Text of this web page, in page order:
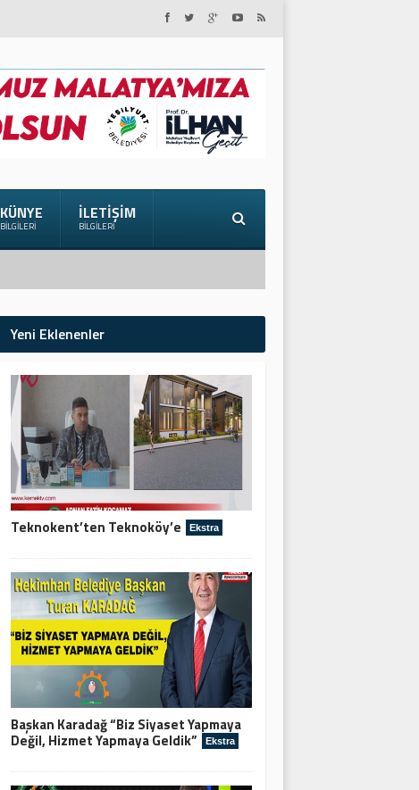
KÜNYE
BILGILERI
İLETIŞIM
BILGILERI
Yeni Eklenenler
Teknokent’ten Teknoköy’e Ekstra
Başkan Karadağ “Biz Siyaset Yapmaya
Değil, Hizmet Yapmaya Geldik” Ekstra